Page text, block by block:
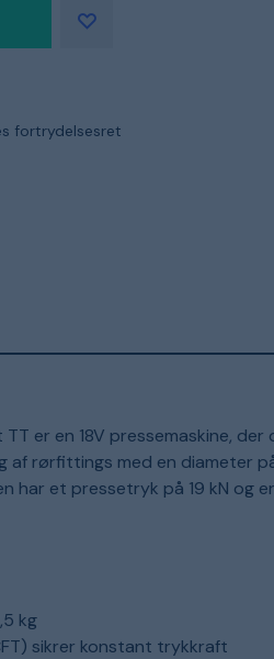
fortrydelsesret
er en 18V pressemaskine,
af rørfittings med en diameter
har et pressetryk på 19 kN og
kg
sikrer konstant trykkraft